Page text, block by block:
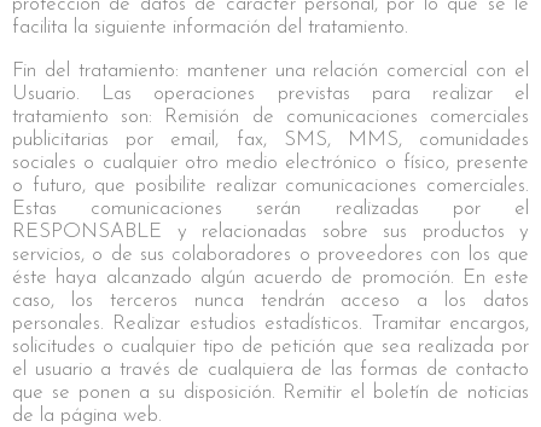
facilita la siguiente información del tratamiento.
Fin del tratamiento: mantener una relación comercial con el
Usuario. Las operaciones previstas para realizar el
tratamiento son: Remisión de comunicaciones comerciales
publicitarias por email, fax, SMS, MMS, comunidades
sociales o cualquier otro medio electrónico o físico, presente
o futuro, que posibilite realizar comunicaciones comerciales.
Estas comunicaciones serán realizadas por el
RESPONSABLE y relacionadas sobre sus productos y
servicios, o de sus colaboradores o proveedores con los que
éste haya alcanzado algún acuerdo de promoción. En este
caso, los terceros nunca tendrán acceso a los datos
personales. Realizar estudios estadísticos. Tramitar encargos,
solicitudes o cualquier tipo de petición que sea realizada por
el usuario a través de cualquiera de las formas de contacto
que se ponen a su disposición. Remitir el boletín de noticias
de la página web.